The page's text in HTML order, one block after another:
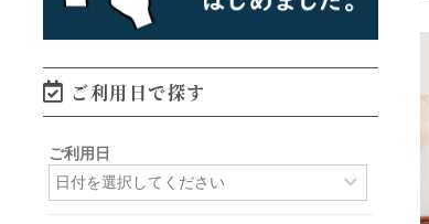
ご利用日で探す
ご利用日